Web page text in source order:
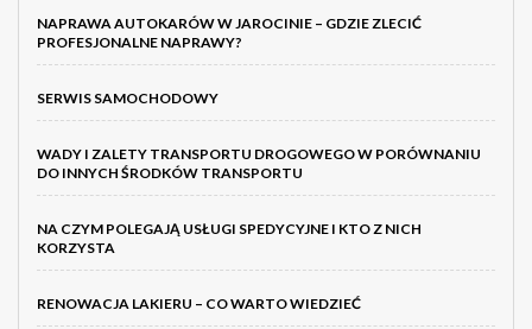
NAPRAWA AUTOKARÓW W JAROCINIE – GDZIE ZLECIĆ
PROFESJONALNE NAPRAWY?
SERWIS SAMOCHODOWY
WADY I ZALETY TRANSPORTU DROGOWEGO W PORÓWNANIU
DO INNYCH ŚRODKÓW TRANSPORTU
NA CZYM POLEGAJĄ USŁUGI SPEDYCYJNE I KTO Z NICH
KORZYSTA
RENOWACJA LAKIERU – CO WARTO WIEDZIEĆ